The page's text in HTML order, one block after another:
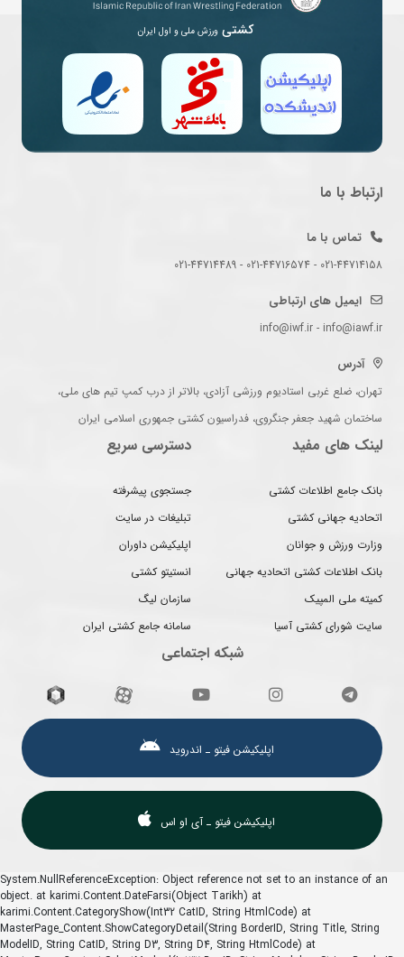
کشتی ورزش ملی و اول ایران
ارتباط با ما
تماس با ما
021-44714158 - 021-44716574 - 021-44714489
ایمیل های ارتباطی
info@iwf.ir - info@iawf.ir
آدرس
تهران، ضلع غربی استادیوم ورزشی آزادی، بالاتر از درب کمپ تیم های ملی،
ساختمان شهید جعفر جنگروی، فدراسیون کشتی جمهوری اسلامی ایران
لینک های مفید
بانک جامع اطلاعات کشتی
اتحادیه جهانی کشتی
وزارت ورزش و جوانان
بانک اطلاعات کشتی اتحادیه جهانی
کمیته ملی المپیک
سایت شورای کشتی آسیا
دسترسی سریع
جستجوی پیشرفته
تبلیغات در سایت
اپلیکیشن داوران
انستیتو کشتی
سازمان لیگ
سامانه جامع کشتی ایران
شبکه اجتماعی
اپلیکیشن فیتو ـ اندروید
اپلیکیشن فیتو ـ آی او اس
System.NullReferenceException: Object reference not set to an instance of an
object. at karimi.Content.DateFarsi(Object Tarikh) at
karimi.Content.CategoryShow(Int32 CatID, String HtmlCode) at
MasterPage_Content.ShowCategoryDetail(String BorderID, String Title, String
ModelID, String CatID, String D3, String D4, String HtmlCode) at